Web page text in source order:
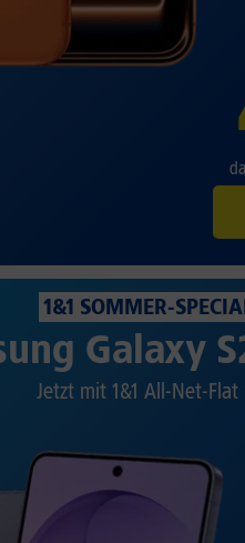
1&1 SOMMER-
Galaxy
Jetzt mit 1&1 All-Net-Flat